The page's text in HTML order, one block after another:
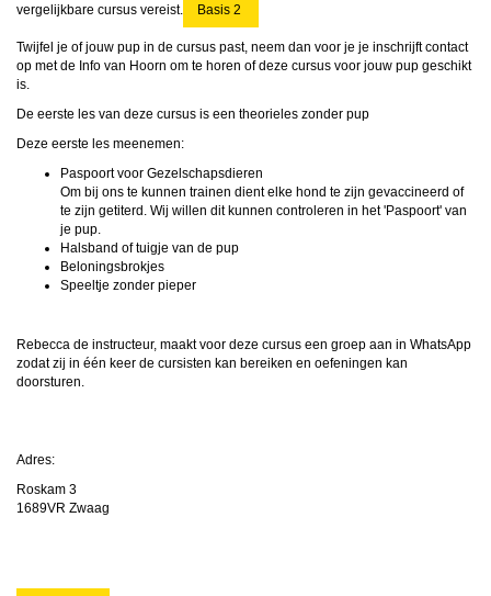
vergelijkbare cursus vereist.
Basis 2
Twijfel je of jouw pup in de cursus past, neem dan voor je je inschrijft contact
op met de Info van Hoorn om te horen of deze cursus voor jouw pup geschikt
is.
De eerste les van deze cursus is een theorieles zonder pup
Deze eerste les meenemen:
Paspoort voor Gezelschapsdieren
Om bij ons te kunnen trainen dient elke hond te zijn gevaccineerd of
te zijn getiterd. Wij willen dit kunnen controleren in het 'Paspoort' van
je pup.
Halsband of tuigje van de pup
Beloningsbrokjes
Speeltje zonder pieper
Rebecca de instructeur, maakt voor deze cursus een groep aan in WhatsApp
zodat zij in één keer de cursisten kan bereiken en oefeningen kan
doorsturen.
Adres:
Roskam 3
1689VR Zwaag